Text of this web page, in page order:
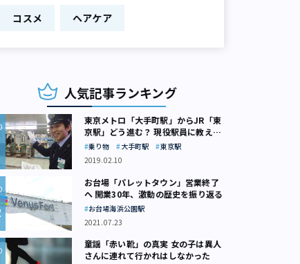
コスメ ヘアケア
人気記事ランキング
東京メトロ「大手町駅」からJR「東
京駅」どう進む？ 現役駅員に教えて
もらいました
乗り物 大手町駅
東京駅
2019.02.10
お台場「パレットタウン」営業終了
へ 開業30年、激動の歴史を振り返る
お台場海浜公園駅
2021.07.23
童謡「赤い靴」の真実 女の子は異人
さんに連れて行かれはしなかった